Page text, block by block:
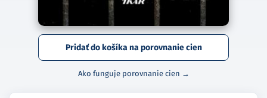
Pridať do košíka na porovnanie cien
Ako funguje porovnanie cien →